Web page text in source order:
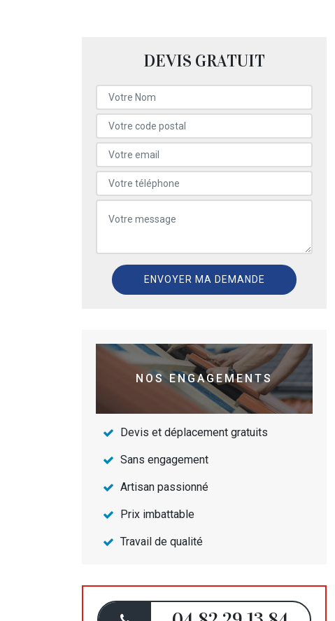
DEVIS GRATUIT
NOS ENGAGEMENTS
Devis et déplacement gratuits
Sans engagement
Artisan passionné
Prix imbattable
Travail de qualité